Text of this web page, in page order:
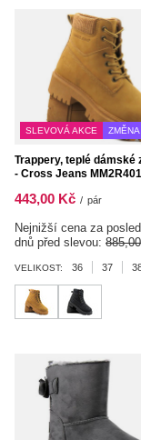
SLEVOVÁ AKCE
Trappery, teplé dámské
- Cross Jeans
443,00 Kč / pár
Nejnižší cena za
dnů před slevou:
VELIKOST: 36 37